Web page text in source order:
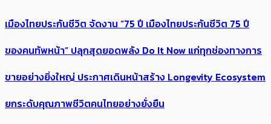
เมืองไทยประกันชีวิต จัดงาน “75 ปี เมืองไทยประกันชีวิต 75 ปี
ของคนทัพหน้า” ปลุกสุดยอดพลัง Do It Now แก่ทุกช่องทางการ
ขายอย่างยิ่งใหญ่ ประกาศเดินหน้าสร้าง Longevity Ecosystem
ยกระดับคุณภาพชีวิตคนไทยอย่างยั่งยืน